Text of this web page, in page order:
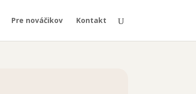
Pre nováčikov Kontakt